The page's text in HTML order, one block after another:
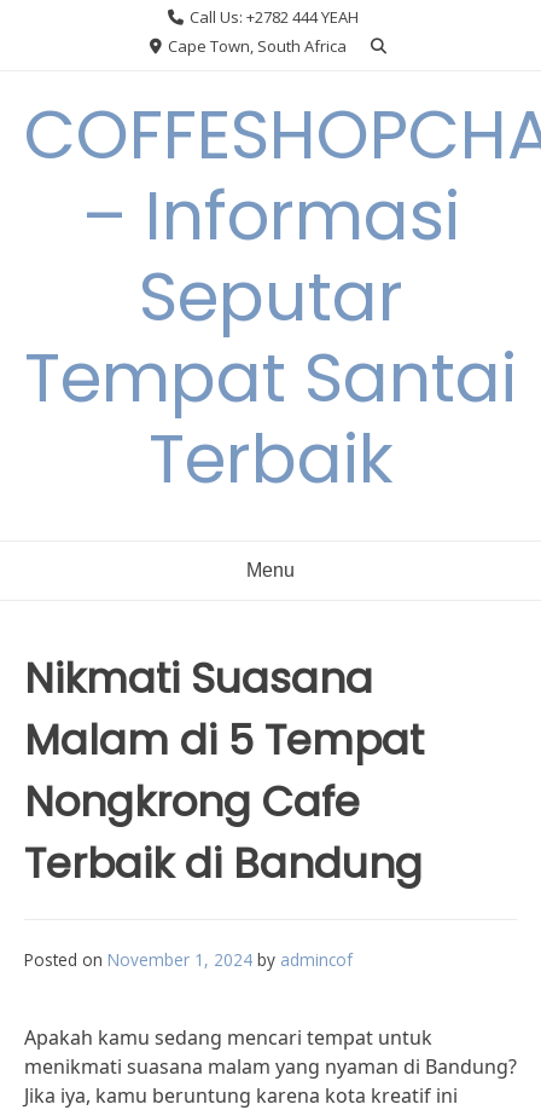
Call Us: +2782 444 YEAH
Cape Town, South Africa
– Informasi
Seputar
Tempat Santai
Terbaik
Menu
Nikmati Suasana
Malam di 5 Tempat
Nongkrong Cafe
Terbaik di Bandung
Posted on November 1, 2024 by admincof
Apakah kamu sedang mencari tempat untuk
menikmati suasana malam yang nyaman di Bandung?
Jika iya, kamu beruntung karena kota kreatif ini